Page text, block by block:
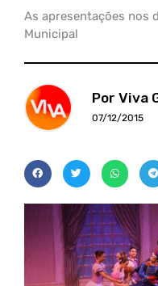
As apresentações nos
Municipal
Por Viva
07/12/2015